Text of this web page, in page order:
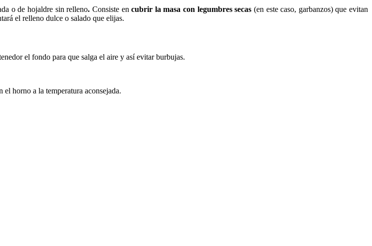
o de hojaldre sin relleno. Consiste encubrir la masa con legumbres secas (en este caso, garbanzos) que evitan
el relleno dulce o salado que elijas.
el fondo para que salga el aire y así evitar burbujas.
el horno a la temperatura aconsejada.